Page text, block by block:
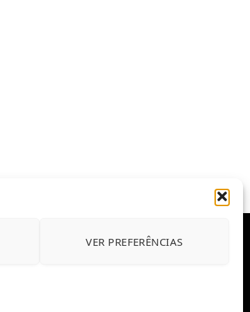
VER PREFERÊNCIAS